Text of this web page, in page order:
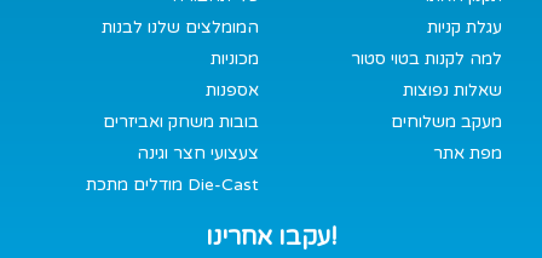
המומלצים שלנו לבנות
מכוניות
אספנות
בובות משחק ואביזרים
צעצועי חצר וגינה
מודלים מתכת Die-Cast
עגלת קניות
למה לקנות בטוי סטור
שאלות נפוצות
מעקב משלוחים
מפת אתר
עקבו אחרינו!